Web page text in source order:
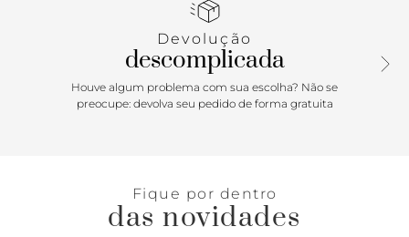
do calcanhar e tornozelo. Com palmilha marrom e nome
Devolução
descomplicada
Houve algum problema com sua escolha? Não se
preocupe: devolva seu pedido de forma gratuita
Fique por dentro
das novidades